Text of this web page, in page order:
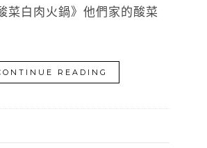
菜白肉火鍋》他們家的酸菜
READING